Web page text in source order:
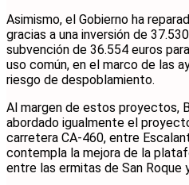
Asimismo, el Gobierno ha
gracias a una inversión de
subvención de 36.554 euros
uso común, en el marco de las
riesgo de despoblamiento.
Al margen de estos proyectos,
abordado igualmente el
carretera CA-460, entre
contempla la mejora de la
entre las ermitas de San Roque